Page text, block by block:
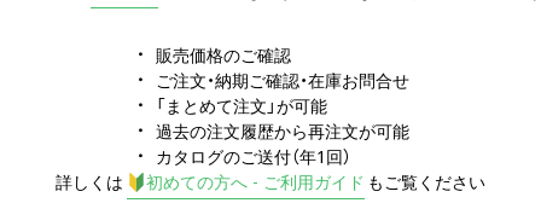
販売価格のご確認
ご注文・納期ご確認・在庫お問合せ
「まとめて注文」が可能
過去の注文履歴から再注文が可能
カタログのご送付（年1回）
詳しくは
初めての方へ - ご利用ガイド もご覧ください